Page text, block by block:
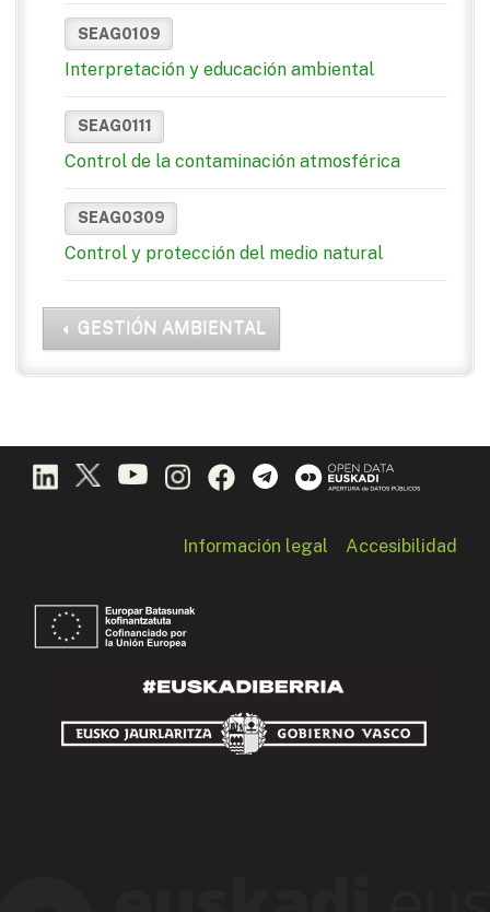
SEAG0109
Interpretación y educación ambiental
SEAG0111
Control de la contaminación atmosférica
SEAG0309
Control y protección del medio natural
GESTIÓN AMBIENTAL
Información legal Accesibilidad